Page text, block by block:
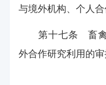
与境外机构、个人合
第十七条 畜禽
外合作研究利用的审